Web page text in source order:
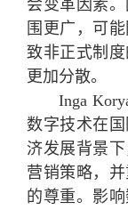
会变革因素
围更广，可
致非正式制
更加分散。
Inga
数字技术在
济发展背景
营销策略，
的尊重。影